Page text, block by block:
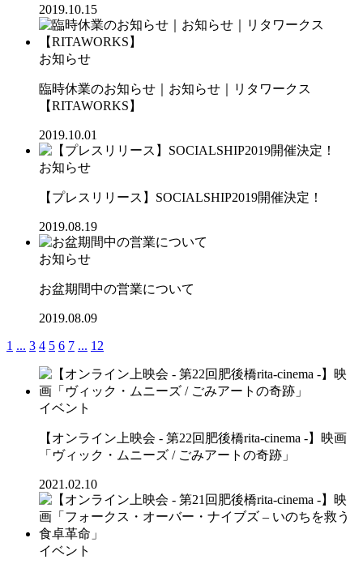
2019.10.15
お知らせ
臨時休業のお知らせ｜お知らせ｜リタワークス
【RITAWORKS】
2019.10.01
お知らせ
【プレスリリース】SOCIALSHIP2019開催決定！
2019.08.19
お知らせ
お盆期間中の営業について
2019.08.09
1 ... 3 4 5 6 7 ... 12
イベント
【オンライン上映会 - 第22回肥後橋rita-cinema -】映画
「ヴィック・ムニーズ / ごみアートの奇跡」
2021.02.10
イベント